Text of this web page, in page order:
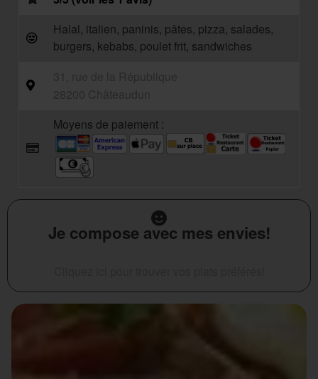
Halal, italien, paninis, pâtes, pizza, salades,
burgers, kebabs, poulet frit, sandwiches
Moyens de paiement :
Je compose avec mes envies!